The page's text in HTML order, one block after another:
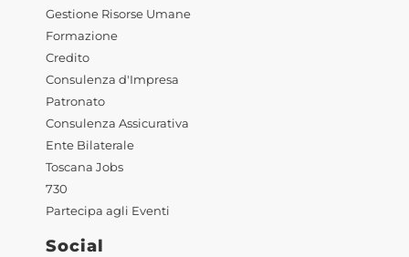
Gestione Risorse Umane
Formazione
Credito
Consulenza d'Impresa
Patronato
Consulenza Assicurativa
Ente Bilaterale
Toscana Jobs
730
Partecipa agli Eventi
Social